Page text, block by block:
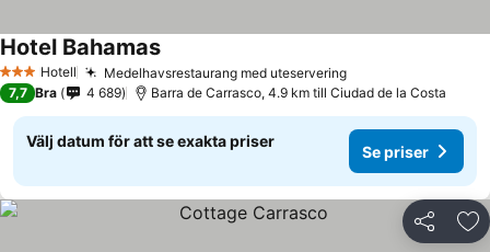
3 StjärnorHotell Medelhavsrestaurang med uteservering
Hotel Bahamas
7,7 Bra 4 689 Barra de Carrasco, 4.9 km till Ciudad de la Costa
Välj datum för att se exakta priser
Se priser
Dela